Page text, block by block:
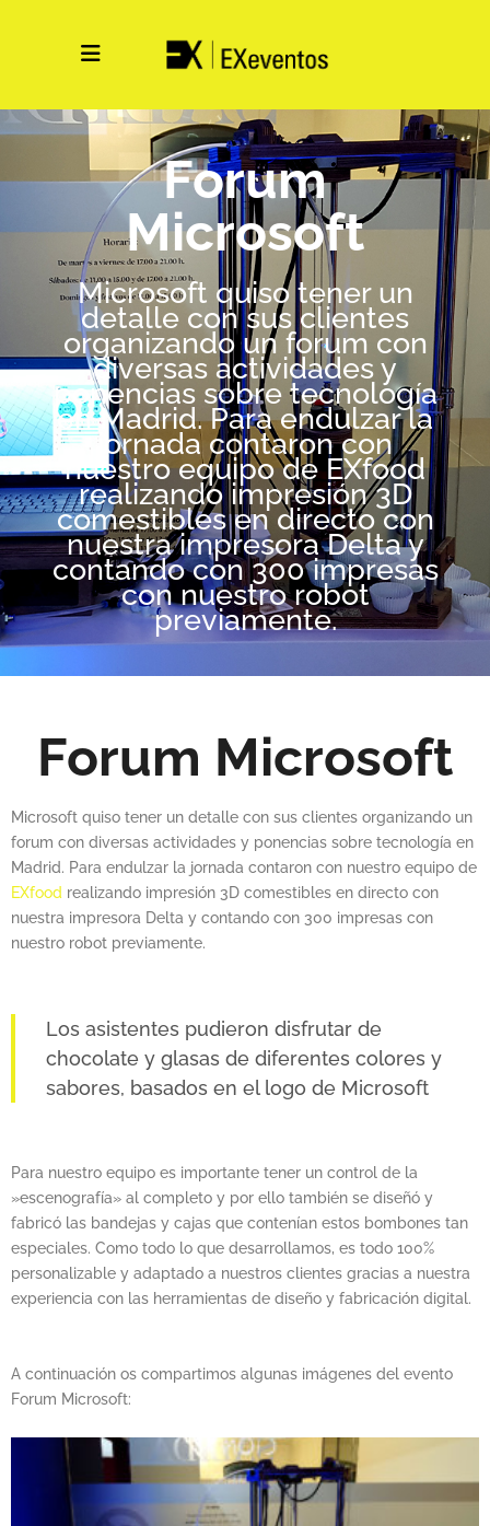
Forum
Microsoft
Microsoft quiso tener un
detalle con sus clientes
organizando un forum con
diversas actividades y
ponencias sobre tecnología
en Madrid. Para endulzar la
jornada contaron con
nuestro equipo de EXfood
realizando impresión 3D
comestibles en directo con
nuestra impresora Delta y
contando con 300 impresas
con nuestro robot
previamente.
Forum Microsoft
Microsoft quiso tener un detalle con sus clientes organizando un
forum con diversas actividades y ponencias sobre tecnología en
Madrid. Para endulzar la jornada contaron con nuestro equipo de
EXfood realizando impresión 3D comestibles en directo con
nuestra impresora Delta y contando con 300 impresas con
nuestro robot previamente.
Los asistentes pudieron disfrutar de
chocolate y glasas de diferentes colores y
sabores, basados en el logo de Microsoft
Para nuestro equipo es importante tener un control de la
»escenografía» al completo y por ello también se diseñó y
fabricó las bandejas y cajas que contenían estos bombones tan
especiales. Como todo lo que desarrollamos, es todo 100%
personalizable y adaptado a nuestros clientes gracias a nuestra
experiencia con las herramientas de diseño y fabricación digital.
A continuación os compartimos algunas imágenes del evento
Forum Microsoft: